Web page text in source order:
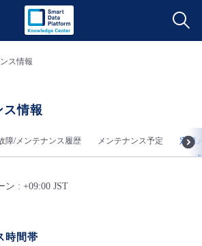
バー
バー
ーター
ス情報
ス情報
障/メンテナンス履歴 メンテナンス予定 定期
ン : +09:00 JST
時間帯